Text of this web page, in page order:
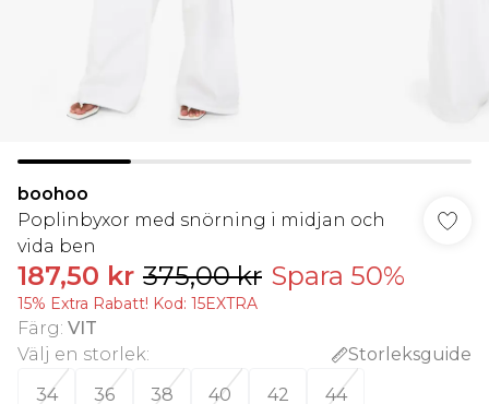
boohoo
Poplinbyxor med snörning i midjan och
vida ben
187,50 kr 375,00 kr Spara 50%
15% Extra Rabatt! Kod: 15EXTRA
Färg: VIT
Välj en storlek:
Storleksguide
34
36 38 40 42 44